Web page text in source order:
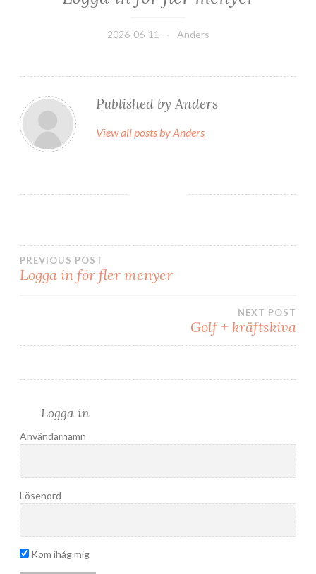
2026-06-11 Anders
Published by Anders
View all posts by Anders
Inläggsnavigering
PREVIOUS POST
Logga in för fler menyer
NEXT POST
Golf + kräftskiva
Logga in
Användarnamn
Lösenord
Kom ihåg mig